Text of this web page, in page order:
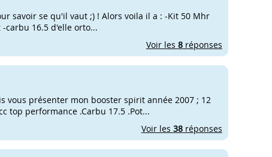
savoir se qu'il vaut ;) ! Alors voila il a : -Kit 50 Mhr
carbu 16.5 d'elle orto...
Voir les 8réponses
vous présenter mon booster spirit année 2007 ; 12
top performance .Carbu 17.5 .Pot...
Voir les 38réponses